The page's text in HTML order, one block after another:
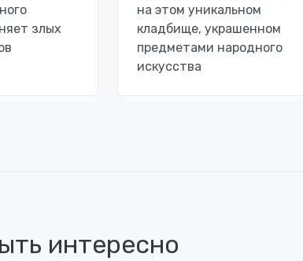
злых
на этом уникальном
кладбище, украшенном
предметами народного
искусства
интересно